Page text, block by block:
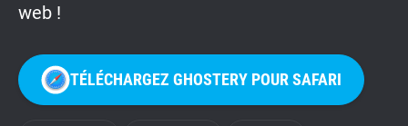
web !
TÉLÉCHARGEZ GHOSTERY POUR SAFARI